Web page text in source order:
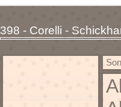
398 - Corelli -